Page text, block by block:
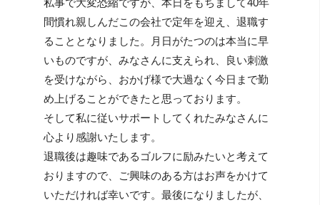
私事で大変恐縮ですが、本日をもちまして40年
間慣れ親しんだこの会社で定年を迎え、退職す
ることとなりました。月日がたつのは本当に早
いものですが、みなさんに支えられ、良い刺激
を受けながら、おかげ様で大過なく今日まで勤
め上げることができたと思っております。
そして私に従いサポートしてくれたみなさんに
心より感謝いたします。
退職後は趣味であるゴルフに励みたいと考えて
おりますので、ご興味のある方はお声をかけて
いただければ幸いです。最後になりましたが、